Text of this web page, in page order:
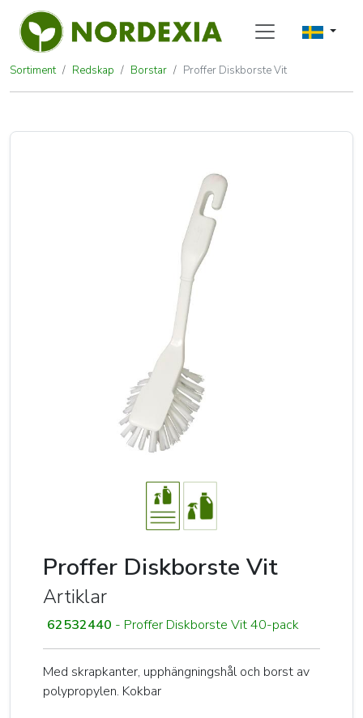
Sortiment Redskap Borstar Proffer Diskborste Vit
Proffer Diskborste Vit
Proffer Diskborste Vit
Artiklar
62532440 - Proffer Diskborste Vit 40-pack
Med skrapkanter, upphängningshål och borst av
polypropylen. Kokbar